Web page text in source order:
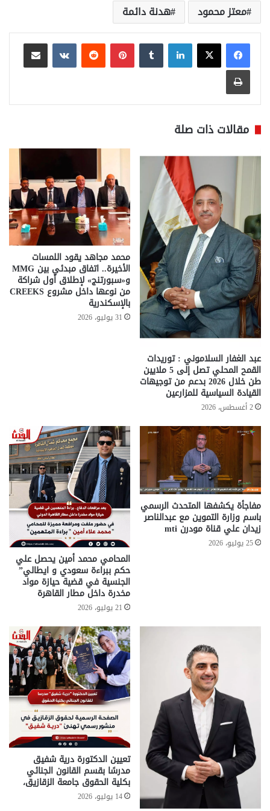
معتز محمود
هدنة دائمة
لينكدإن بينتيريست
مشاركة عبر البريد
طباعة
مقالات ذات صلة
عبد الغفار السلاموني : توريدات
القمح المحلي تصل إلى 5 ملايين
طن خلال 2026 بدعم من توجيهات
القيادة السياسية للمزارعين
2 أغسطس، 2026
محمد مجاهد يقود اللمسات
الأخيرة.. اتفاق مبدئي بين MMG
و«سبورتنج» لإطلاق أول شراكة
من نوعها داخل مشروع CREEKS
بالإسكندرية
31 يوليو، 2026
مفاجأة يكشفها المتحدث الرسمي
باسم وزارة التموين مع عبدالناصر
زيدان علي قناة مودرن mti
25 يوليو، 2026
المحامي محمد أمين يحصل علي
حكم ببراءة سعودي و ايطالي”
الجنسية في قضية حيازة مواد
مخدرة داخل مطار القاهرة
21 يوليو، 2026
تعيين الدكتورة درية شفيق
مدرسًا بقسم القانون الجنائي
بكلية الحقوق جامعة الزقازيق،
14 يوليو، 2026